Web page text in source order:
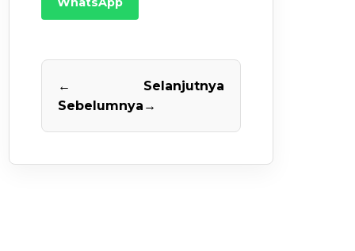
←
Sebelumnya
Selanjutnya
→